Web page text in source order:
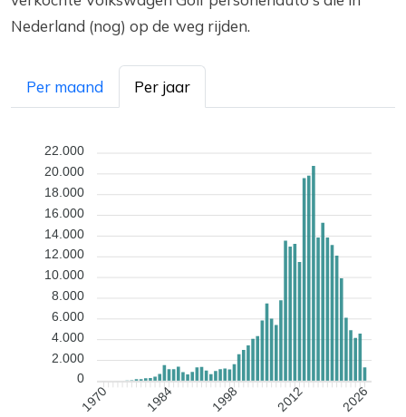
Nederland (nog) op de weg rijden.
Per maand Per jaar
22.000
20.000
18.000
16.000
14.000
12.000
10.000
8.000
6.000
4.000
2.000
0
1970 1984 1998 2012 2026